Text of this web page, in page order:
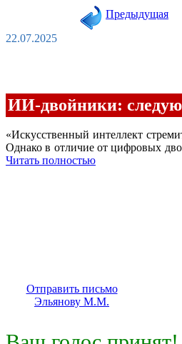
Предыдущая
22.07.2025
ИИ-двойники:
«Искусственный интеллект
Однако в отличие от цифровых
Читать полностью
Отправить письмо
Эльянову М.М.